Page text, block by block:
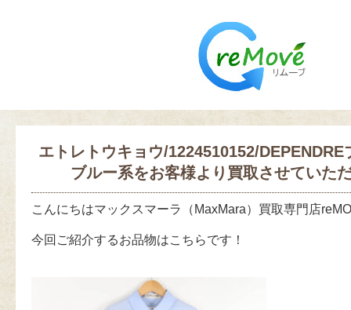
エトレトウキョウ/1224510152/
ブルー系をお客様より買取させていた
こんにちはマックスマーラ（MaxMara）買取専門店
今回ご紹介するお品物はこちらです！